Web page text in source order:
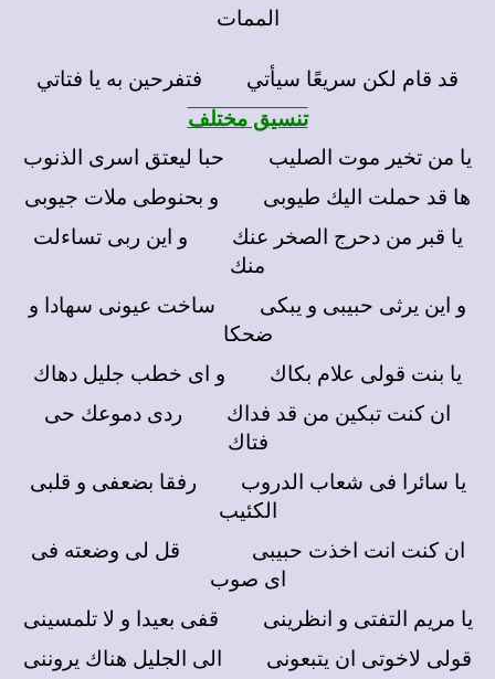
الممات
قد قام لكن سريعًا سيأتي فتفرحين به يا فتاتي
تنسيق مختلف
يا من تخير موت الصليب حبا ليعتق اسرى الذنوب
ها قد حملت اليك طيوبى و بحنوطى ملات جيوبى
يا قبر من دحرج الصخر عنك و اين ربى تساءلت
منك
و اين يرثى حبيبى و يبكى ساخت عيونى سهادا و
ضحكا
يا بنت قولى علام بكاك و اى خطب جليل دهاك
ان كنت تبكين من قد فداك ردى دموعك حى
فتاك
يا سائرا فى شعاب الدروب رفقا بضعفى و قلبى
الكئيب
ان كنت انت اخذت حبيبى قل لى وضعته فى
اى صوب
يا مريم التفتى و انظرينى قفى بعيدا و لا تلمسينى
قولى لاخوتى ان يتبعونى الى الجليل هناك يروننى